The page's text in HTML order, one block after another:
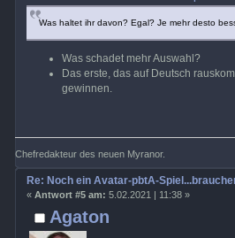
Was haltet ihr davon? Egal? Je mehr desto
Was schadet mehr Auswahl?
Das erste, das auf Deutsch
gewinnen.
Chefredakteur des neuen Myranor.
Agaton
Re: Noch ein Avatar-pbtA-
« Antwort #5 am: 5.02.2021 | 11:38 »